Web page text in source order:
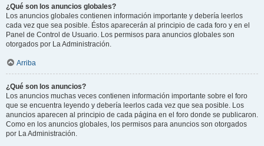
¿Qué son los anuncios globales?
Los anuncios globales contienen información importante y debería leerlos
cada vez que sea posible. Éstos aparecerán al principio de cada foro y en el
Panel de Control de Usuario. Los permisos para anuncios globales son
otorgados por La Administración.
Arriba
¿Qué son los anuncios?
Los anuncios muchas veces contienen información importante sobre el foro
que se encuentra leyendo y debería leerlos cada vez que sea posible. Los
anuncios aparecen al principio de cada página en el foro donde se publicaron.
Como en los anuncios globales, los permisos para anuncios son otorgados
por La Administración.